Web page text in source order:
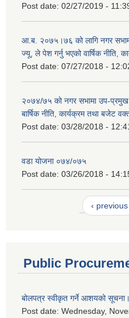
Post date: 02/27/2019 -
आ.ब. २०७५।७६ को लागि नगर
ज्यू, ले पेश गर्नु भएको वार्षिक नीति,
Post date: 07/27/2018 -
२०७४/७५ को नगर सभामा उप-
बार्षिक नीति, कार्यक्रम तथा बजेट
Post date: 03/28/2018 -
वडा योजना ०७४/०७५
Post date: 03/26/2018 -
‹ previous
Public
बोलपत्र स्वीकृत गर्ने आशयको सूचना।
Post date: Wednesday,